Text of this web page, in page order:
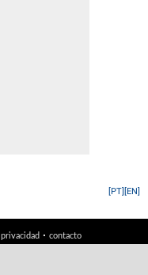
[EN]
[PT]
privacidad· contacto